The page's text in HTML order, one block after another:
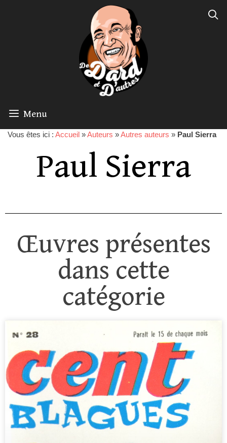
Menu
Vous êtes ici : Accueil »Auteurs »Autres auteurs » Paul Sierra
Paul Sierra
Œuvres présentes
dans cette
catégorie